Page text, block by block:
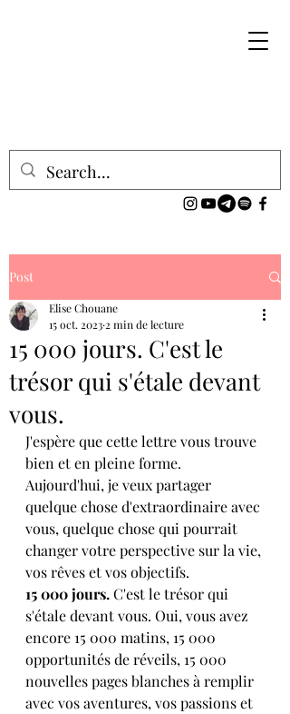
Post
15 000 jours. C'est le
trésor qui s'étale devant
vous.
Elise Chouane
15 oct. 2023 2 min de lecture
J'espère que cette lettre vous trouve
bien et en pleine forme.
Aujourd'hui, je veux partager
quelque chose d'extraordinaire avec
vous, quelque chose qui pourrait
changer votre perspective sur la vie,
vos rêves et vos objectifs.
15 000 jours. C'est le trésor qui
s'étale devant vous. Oui, vous avez
encore 15 000 matins, 15 000
opportunités de réveils, 15 000
nouvelles pages blanches à remplir
avec vos aventures, vos passions et